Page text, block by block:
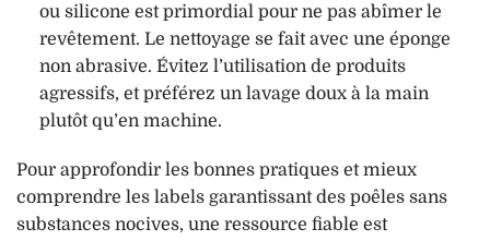
ou silicone est primordial pour ne pas abîmer le
revêtement. Le nettoyage se fait avec une éponge
non abrasive. Évitez l’utilisation de produits
agressifs, et préférez un lavage doux à la main
plutôt qu’en machine.
Pour approfondir les bonnes pratiques et mieux
comprendre les labels garantissant des poêles sans
substances nocives, une ressource fiable est